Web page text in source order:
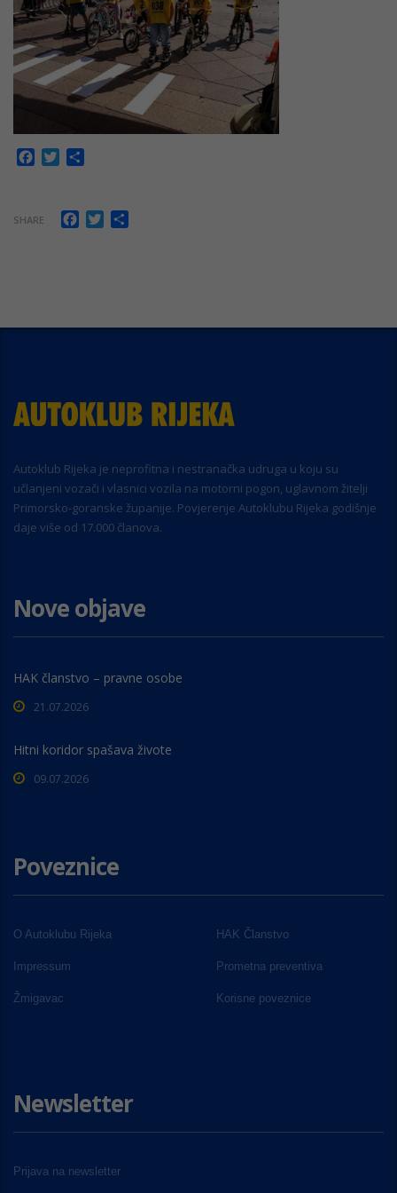
Facebook
Twitter
SHARE Facebook
Twitter
Autoklub Rijeka je neprofitna i nestranačka udruga u koju su
učlanjeni vozači i vlasnici vozila na motorni pogon, uglavnom žitelji
Primorsko-goranske županije. Povjerenje Autoklubu Rijeka godišnje
daje više od 17.000 članova.
Nove objave
HAK članstvo – pravne osobe
21.07.2026
Hitni koridor spašava živote
09.07.2026
Poveznice
O Autoklubu Rijeka HAK Članstvo
Impressum Prometna preventiva
Žmigavac Korisne poveznice
Newsletter
Prijava na newsletter